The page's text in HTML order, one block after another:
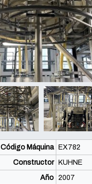
Código Máquina
EX782
Constructor
KUHNE
Año 2007